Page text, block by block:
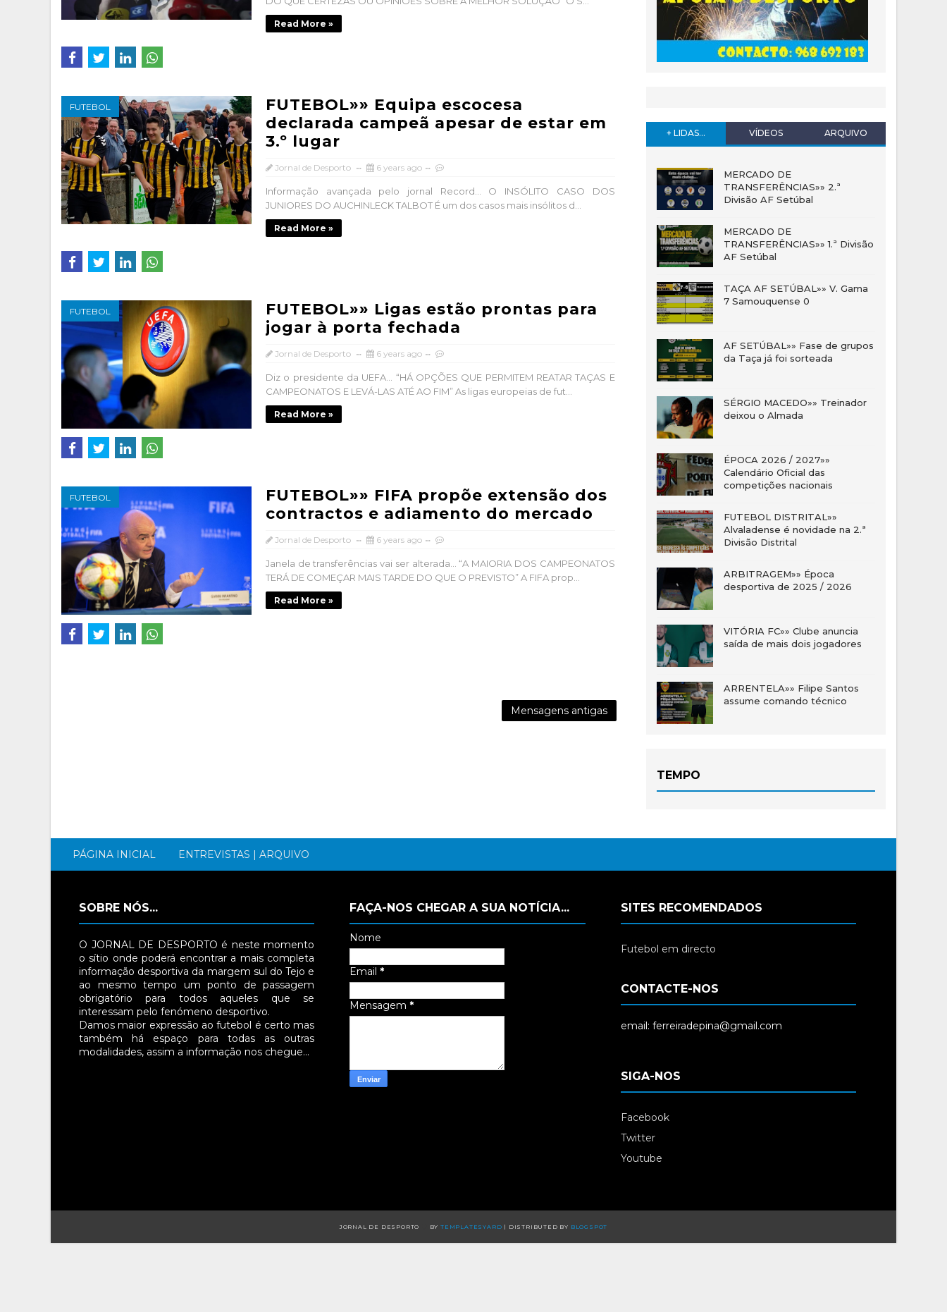
Read More »
FUTEBOL
FUTEBOL»» Equipa escocesa
declarada campeã apesar de estar em
3.º lugar
Jornal de Desporto 6 years ago
Informação avançada pelo jornal Record… O INSÓLITO CASO DOS
JUNIORES DO AUCHINLECK TALBOT É um dos casos mais insólitos d...
Read More »
FUTEBOL
FUTEBOL»» Ligas estão prontas para
jogar à porta fechada
Jornal de Desporto 6 years ago
Diz o presidente da UEFA… “HÁ OPÇÕES QUE PERMITEM REATAR TAÇAS E
CAMPEONATOS E LEVÁ-LAS ATÉ AO FIM” As ligas europeias de fut...
Read More »
FUTEBOL
FUTEBOL»» FIFA propõe extensão dos
contractos e adiamento do mercado
Jornal de Desporto 6 years ago
Janela de transferências vai ser alterada… “A MAIORIA DOS CAMPEONATOS
TERÁ DE COMEÇAR MAIS TARDE DO QUE O PREVISTO” A FIFA prop...
Read More »
Mensagens antigas
+ LIDAS... VÍDEOS ARQUIVO
MERCADO DE
TRANSFERÊNCIAS»» 2.ª
Divisão AF Setúbal
MERCADO DE
TRANSFERÊNCIAS»» 1.ª Divisão
AF Setúbal
TAÇA AF SETÚBAL»» V. Gama
7 Samouquense 0
AF SETÚBAL»» Fase de grupos
da Taça já foi sorteada
SÉRGIO MACEDO»» Treinador
deixou o Almada
ÉPOCA 2026 / 2027»»
Calendário Oficial das
competições nacionais
FUTEBOL DISTRITAL»»
Alvaladense é novidade na 2.ª
Divisão Distrital
ARBITRAGEM»» Época
desportiva de 2025 / 2026
VITÓRIA FC»» Clube anuncia
saída de mais dois jogadores
ARRENTELA»» Filipe Santos
assume comando técnico
TEMPO
PÁGINA INICIAL ENTREVISTAS | ARQUIVO
SOBRE NÓS...
O JORNAL DE DESPORTO é neste momento
o sítio onde poderá encontrar a mais completa
informação desportiva da margem sul do Tejo e
ao mesmo tempo um ponto de passagem
obrigatório para todos aqueles que se
interessam pelo fenómeno desportivo.
Damos maior expressão ao futebol é certo mas
também há espaço para todas as outras
modalidades, assim a informação nos chegue…
FAÇA-NOS CHEGAR A SUA NOTÍCIA...
Nome
Email *
Mensagem *
SITES RECOMENDADOS
Futebol em directo
CONTACTE-NOS
email: ferreiradepina@gmail.com
SIGA-NOS
Facebook
Twitter
Youtube
JORNAL DE DESPORTO BY TEMPLATESYARD | DISTRIBUTED BY BLOGSPOT